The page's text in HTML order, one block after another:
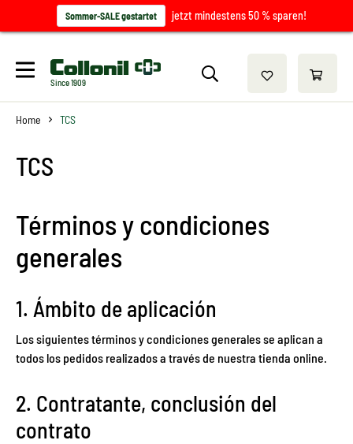
Sommer-SALE gestartet jetzt mindestens 50 % sparen!
Since 1909
Home TCS
TCS
Términos y condiciones
generales
1. Ámbito de aplicación
Los siguientes términos y condiciones generales se aplican a
todos los pedidos realizados a través de nuestra tienda online.
2. Contratante, conclusión del
contrato